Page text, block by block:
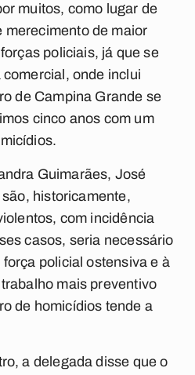
muitos, como lugar de
merecimento de maior
policiais, já que se
onde inclui
de Campina Grande se
cinco anos com um
Guimarães, José
historicamente,
com incidência
casos, seria necessário
policial ostensiva e à
mais preventivo
de homicídios tende a
a delegada disse que o